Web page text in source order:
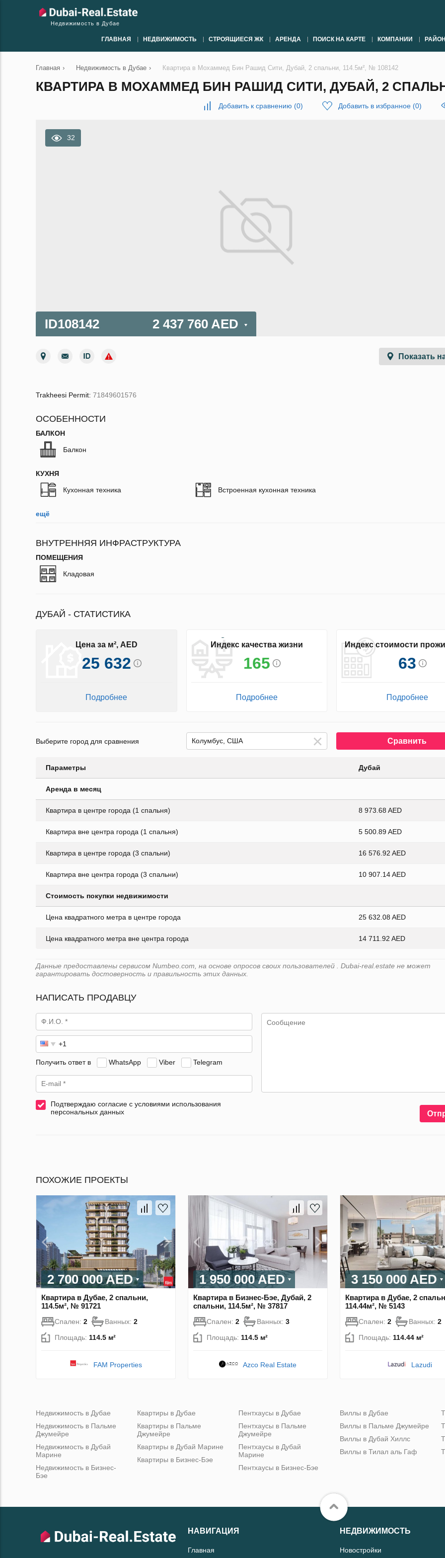
Недвижимость в Дубае
ГЛАВНАЯ НЕДВИЖИМОСТЬ СТРОЯЩИЕСЯ ЖК АРЕНДА ПОИСК НА КАРТЕ КОМПАНИИ
Главная › Недвижимость в Дубае › Квартира в Мохаммед Бин Рашид Сити, Дубай, 2 спальни, 114.5м², № 108142
КВАРТИРА В МОХАММЕД БИН РАШИД СИТИ, ДУБАЙ, 2
Добавить к сравнению (0) Добавить в избранное (0)
32
ID108142 2 437 760 AED
Показать
Trakheesi Permit: 71849601576
ОСОБЕННОСТИ
БАЛКОН
Балкон
КУХНЯ
Кухонная техника Встроенная кухонная техника
ещё
ВНУТРЕННЯЯ ИНФРАСТРУКТУРА
ПОМЕЩЕНИЯ
Кладовая
ДУБАЙ - СТАТИСТИКА
Цена за м², AED
25 632
Подробнее
Индекс качества жизни
165
Подробнее
Индекс стоимости
63
Подробнее
Выберите город для сравнения Сравнить
Параметры Дубай
Аренда в месяц
Квартира в центре города (1 спальня) 8 973.68 AED
Квартира вне центра города (1 спальня) 5 500.89 AED
Квартира в центре города (3 спальни) 16 576.92 AED
Квартира вне центра города (3 спальни) 10 907.14 AED
Стоимость покупки недвижимости
Цена квадратного метра в центре города 25 632.08 AED
Цена квадратного метра вне центра города 14 711.92 AED
Данные предоставлены сервисом Numbeo.com, на основе опросов своих пользователей . Dubai-real.estate не может
гарантировать достоверность и правильность этих данных.
НАПИСАТЬ ПРОДАВЦУ
Получить ответ в WhatsApp Viber Telegram
Подтверждаю согласие с условиями использования
персональных данных
ПОХОЖИЕ ПРОЕКТЫ
2 700 000 AED
Квартира в Дубае, 2 спальни,
114.5м², № 91721
Спален: 2 Ванных: 2
Площадь: 114.5 м²
FAM Properties
1 950 000 AED
Квартира в Бизнес-Бэе, Дубай, 2
спальни, 114.5м², № 37817
Спален: 2 Ванных: 3
Площадь: 114.5 м²
Azco Real Estate
3 150 000 AED
Квартира в Дубае, 2
114.44м², № 5143
Спален: 2 Ванных: 2
Площадь: 114.44 м²
Lazudi
Недвижимость в Дубае
Недвижимость в Пальме
Джумейре
Недвижимость в Дубай
Марине
Недвижимость в Бизнес-
Бэе
Квартиры в Дубае
Квартиры в Пальме
Джумейре
Квартиры в Дубай Марине
Квартиры в Бизнес-Бэе
Пентхаусы в Дубае
Пентхаусы в Пальме
Джумейре
Пентхаусы в Дубай
Марине
Пентхаусы в Бизнес-Бэе
Виллы в Дубае
Виллы в Пальме Джумейре
Виллы в Дубай Хиллс
Виллы в Тилал аль Гаф
НАВИГАЦИЯ
Главная
НЕДВИЖИМОСТЬ
Новостройки